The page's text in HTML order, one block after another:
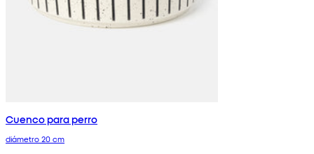
Cuenco para perro
diámetro 20 cm